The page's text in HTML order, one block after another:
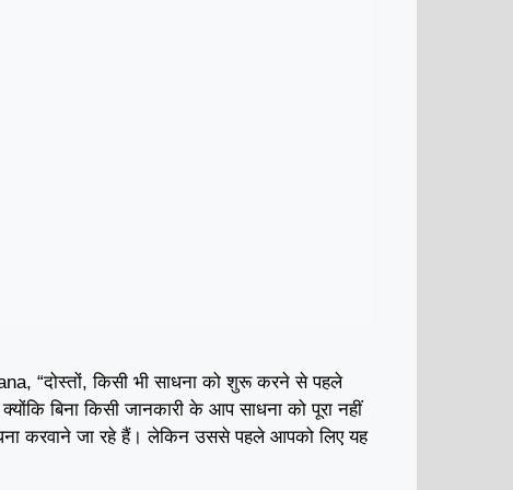
“दोस्तों, किसी भी साधना को शुरू करने से पहले
बिना किसी जानकारी के आप साधना को पूरा नहीं
करवाने जा रहे हैं। लेकिन उससे पहले आपको लिए यह